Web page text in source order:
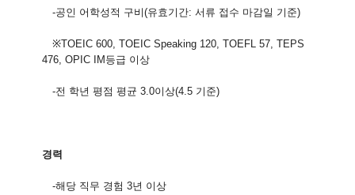
-공인 어학성적 구비(유효기간:서류 접수 마감일 기준)
※TOEIC 600, TOEIC Speaking 120, TOEFL 57, TEPS
476, OPIC IM 등급 이상
-전 학년 평점 평균3.0이상(4.5 기준)
경력
-해당 직무 경험 3년 이상